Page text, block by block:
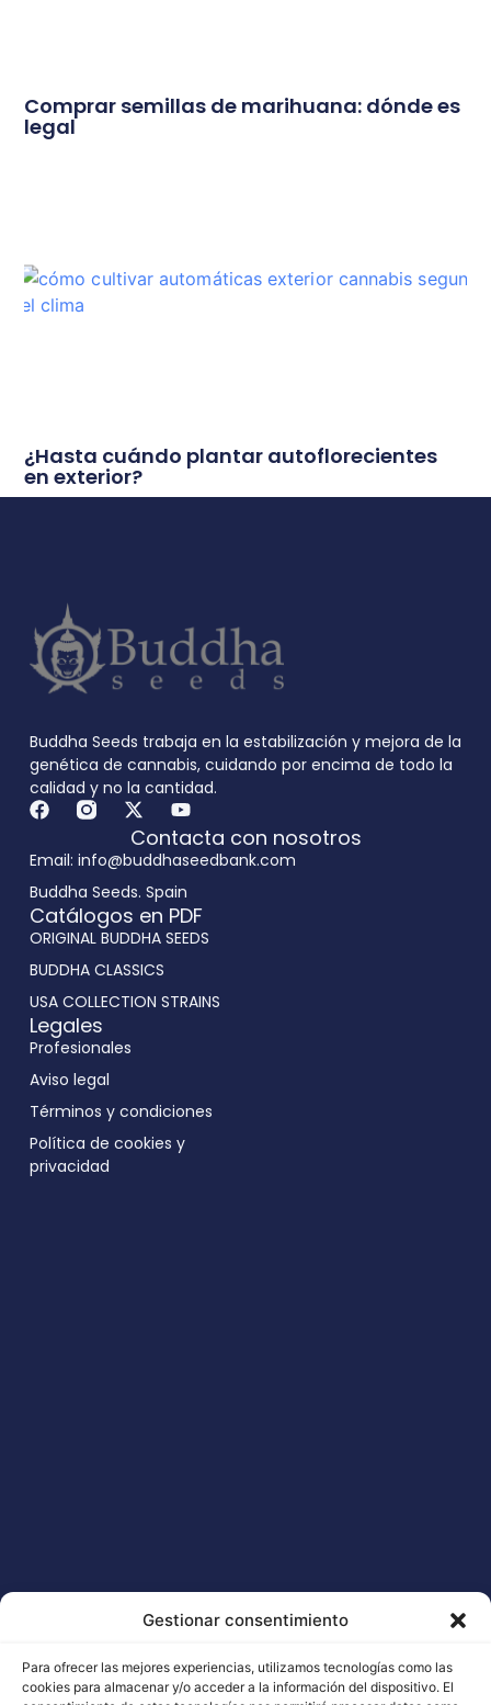
Gestionar consentimiento
Para ofrecer las mejores experiencias, utilizamos tecnologías como las
cookies para almacenar y/o acceder a la información del dispositivo. El
Comprar semillas de marihuana: dónde es
legal
¿Hasta cuándo plantar autoflorecientes
en exterior?
Buddha Seeds trabaja en la estabilización y mejora de la
genética de cannabis, cuidando por encima de todo la
calidad y no la cantidad.
Catálogos en PDF
ORIGINAL BUDDHA SEEDS
BUDDHA CLASSICS
USA COLLECTION STRAINS
Legales
Profesionales
Aviso legal
Términos y condiciones
Política de cookies y
privacidad
Contacta con nosotros
Email: info@buddhaseedbank.com
Buddha Seeds. Spain